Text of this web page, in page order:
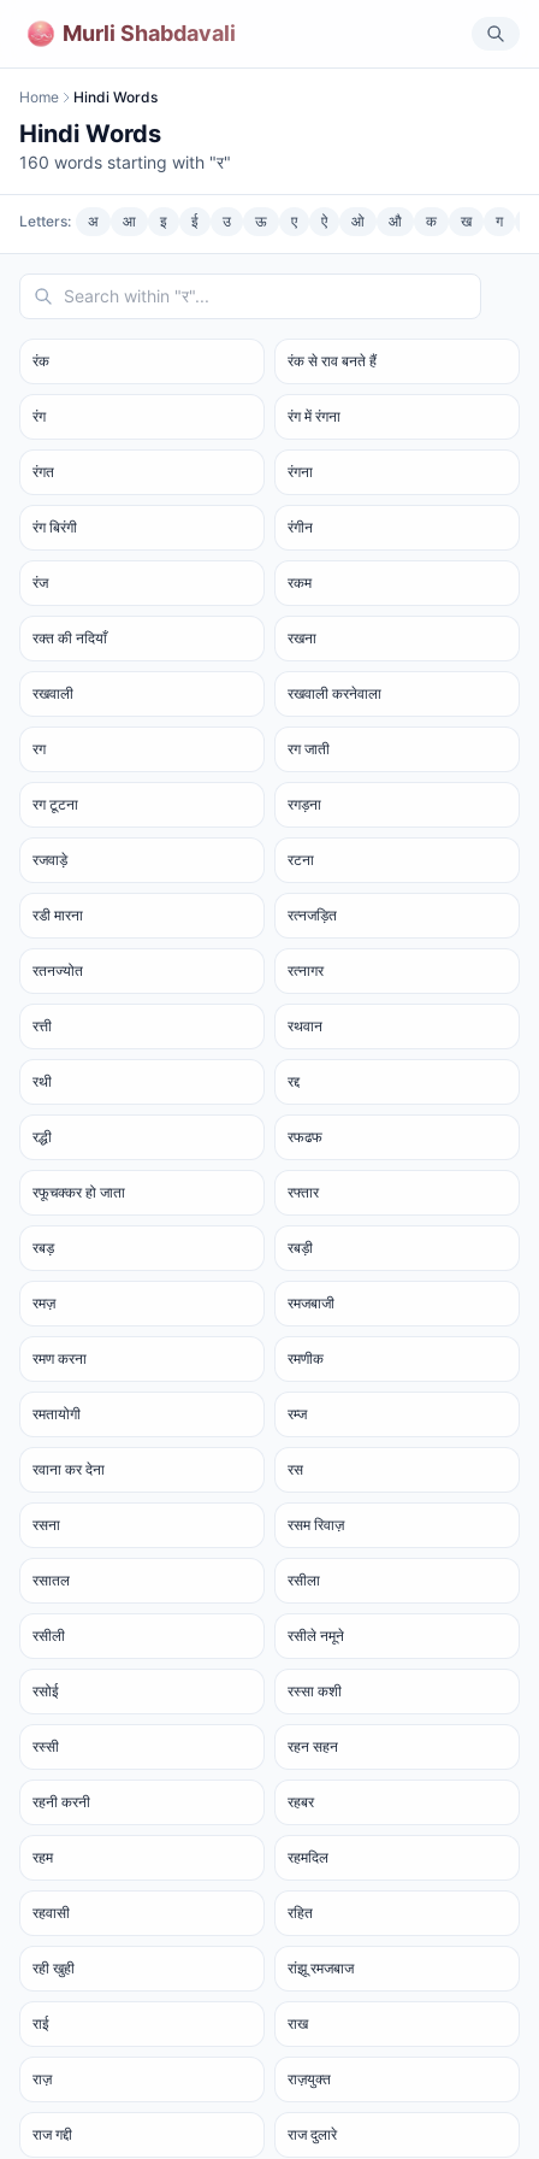
Murli Shabdavali
Home Hindi Words
Hindi Words
160 words starting with "र"
Letters: अ आ इ ई उ ऊ ए ऐ ओ औ क ख ग
रंक रंक से राव बनते हैं
रंग रंग में रंगना
रंगत रंगना
रंग बिरंगी रंगीन
रंज रकम
रक्त की नदियाँ रखना
रखवाली रखवाली करनेवाला
रग रग जाती
रग टूटना रगड़ना
रजवाड़े रटना
रडी मारना रत्नजड़ित
रतनज्योत रत्नागर
रत्ती रथवान
रथी रद्द
रद्धी रफढफ
रफूचक्कर हो जाता रफ्तार
रबड़ रबड़ी
रमज़ रमजबाजी
रमण करना रमणीक
रमतायोगी रम्ज
रवाना कर देना रस
रसना रसम रिवाज़
रसातल रसीला
रसीली रसीले नमूने
रसोई रस्सा कशी
रस्सी रहन सहन
रहनी करनी रहबर
रहम रहमदिल
रहवासी रहित
रही खुही रांझू रमजबाज
राई राख
राज़ राज़युक्त
राज गद्दी राज दुलारे